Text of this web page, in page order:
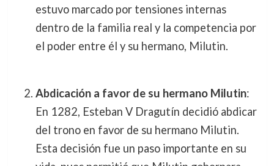
estuvo marcado por tensiones internas
dentro de la familia real y la competencia por
el poder entre él y su hermano, Milutin.
Abdicación a favor de su hermano Milutin:
En 1282, Esteban V Dragutín decidió abdicar
del trono en favor de su hermano Milutin.
Esta decisión fue un paso importante en su